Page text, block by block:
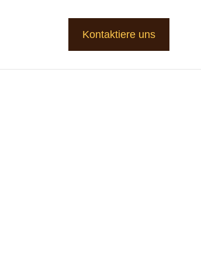
Kontaktiere uns